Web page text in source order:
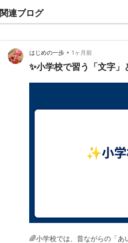
関連ブログ
はじめの一歩 • 1ヶ月前
✨小学校で習う「文字」
🌈小学校では、昔ながらの「あ